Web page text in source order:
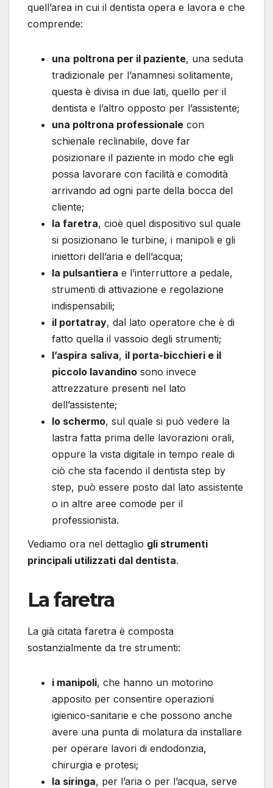
quell’area in cui il dentista opera e lavora e che
comprende:
una poltrona per il paziente, una seduta
tradizionale per l’anamnesi solitamente,
questa è divisa in due lati, quello per il
dentista e l’altro opposto per l’assistente;
una poltrona professionale con
schienale reclinabile, dove far
posizionare il paziente in modo che egli
possa lavorare con facilità e comodità
arrivando ad ogni parte della bocca del
cliente;
la faretra, cioè quel dispositivo sul quale
si posizionano le turbine, i manipoli e gli
iniettori dell’aria e dell’acqua;
la pulsantiera e l’interruttore a pedale,
strumenti di attivazione e regolazione
indispensabili;
il portatray, dal lato operatore che è di
fatto quella il vassoio degli strumenti;
l’aspira saliva, il porta-bicchieri e il
piccolo lavandino sono invece
attrezzature presenti nel lato
dell’assistente;
lo schermo, sul quale si può vedere la
lastra fatta prima delle lavorazioni orali,
oppure la vista digitale in tempo reale di
ciò che sta facendo il dentista step by
step, può essere posto dal lato assistente
o in altre aree comode per il
professionista.
Vediamo ora nel dettaglio gli strumenti
principali utilizzati dal dentista.
La faretra
La già citata faretra è composta
sostanzialmente da tre strumenti:
i manipoli, che hanno un motorino
apposito per consentire operazioni
igienico-sanitarie e che possono anche
avere una punta di molatura da installare
per operare lavori di endodonzia,
chirurgia e protesi;
la siringa, per l’aria o per l’acqua, serve